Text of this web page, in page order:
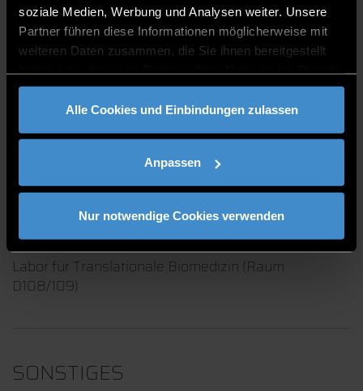
soziale Medien, Werbung und Analysen weiter. Unsere
Partner führen diese Informationen möglicherweise mit
weiteren Daten zusammen, die Sie ihnen bereitgestellt
gesammelt haben.
Alle Cookies und Einbindungen zulassen
Anpassen
Nur notwendige Cookies verwenden
PROJEKTE
Molekulare Mechanismen unterschiedlicher
Transkriptionsaktivität der AP-1-Faktoren c-Jun, Fra-1
und ATF-2, und deren funktionelle Bedeutung im
malignen Melanom (DFG-Projekt)
LABORE
Labor für Translationale Biomedizin (Raum
D108/109)
SONSTIGES